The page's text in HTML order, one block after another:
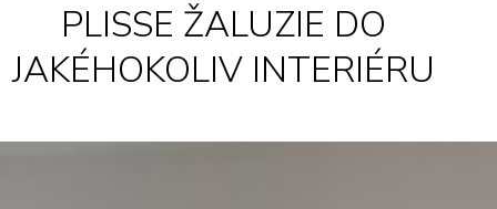
PLISSE ŽALUZIE DO
JAKÉHOKOLIV INTERIÉRU